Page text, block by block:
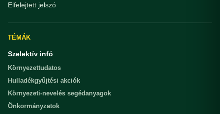
Elfelejtett jelszó
TÉMÁK
Szelektív infó
Környezettudatos
Hulladékgyűjtési akciók
Környezeti-nevelés segédanyagok
Önkormányzatok